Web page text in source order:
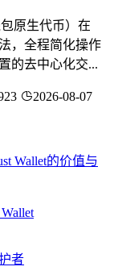
原生代币）在
，全程简化操作
的去中心化交...
2026-08-07